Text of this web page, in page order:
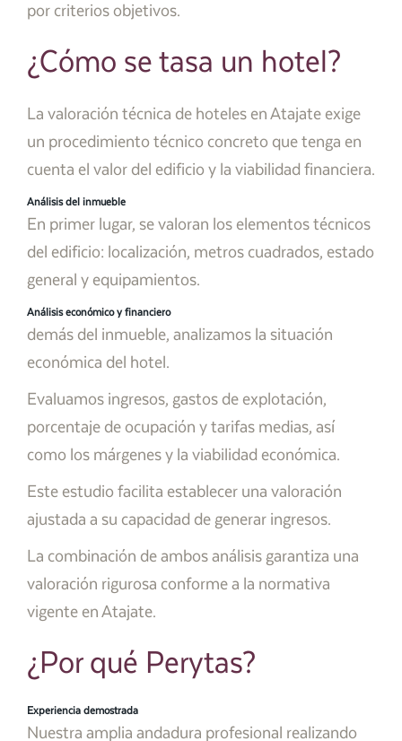
por criterios objetivos.
¿Cómo se tasa un hotel?
La valoración técnica de hoteles en Atajate exige
un procedimiento técnico concreto que tenga en
cuenta el valor del edificio y la viabilidad financiera.
Análisis del inmueble
En primer lugar, se valoran los elementos técnicos
del edificio: localización, metros cuadrados, estado
general y equipamientos.
Análisis económico y financiero
demás del inmueble, analizamos la situación
económica del hotel.
Evaluamos ingresos, gastos de explotación,
porcentaje de ocupación y tarifas medias, así
como los márgenes y la viabilidad económica.
Este estudio facilita establecer una valoración
ajustada a su capacidad de generar ingresos.
La combinación de ambos análisis garantiza una
valoración rigurosa conforme a la normativa
vigente en Atajate.
¿Por qué Perytas?
Experiencia demostrada
Nuestra amplia andadura profesional realizando